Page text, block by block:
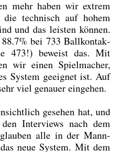
mehr haben wir extrem
die tech­nisch auf hohem
und das leis­ten kön­nen.
88.7% bei 733 Ball­kon­tak­
473!) beweist das. Mit
wir einen Spiel­ma­cher,
Sys­tem geeig­net ist. Auf
viel genau­er ein­ge­hen.
gese­hen hat, und
Inter­views nach dem
alle in der Mann­
neue Sys­tem. Mit dem